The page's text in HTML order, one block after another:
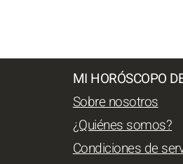
MI HORÓSCOPO
Sobre nosotros
¿Quiénes somos?
Condiciones de